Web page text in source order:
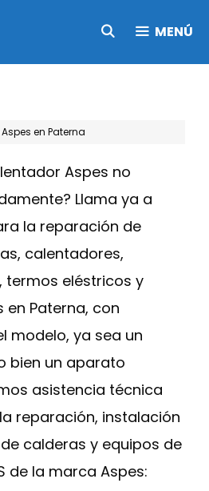
MENÚ
en Paterna
Aspes no
Llama ya a
la reparación de
calentadores,
termos eléstricos y
en Paterna, con
modelo, ya sea un
bien un aparato
asistencia técnica
reparación, instalación
calderas y equipos de
de la marca Aspes: